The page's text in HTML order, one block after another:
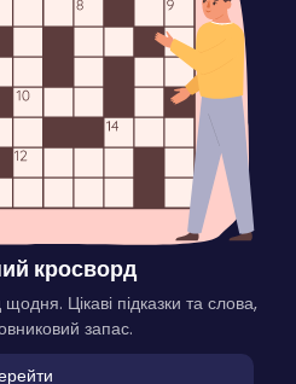
кросворд
Цікаві підказки та слова,
запас.